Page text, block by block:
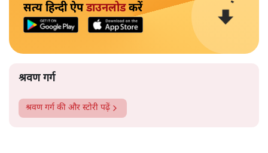
सत्य हिन्दी ऐपडाउनलोडकरें
श्रवण गर्ग
श्रवण गर्ग की और स्टोरी पढ़ें